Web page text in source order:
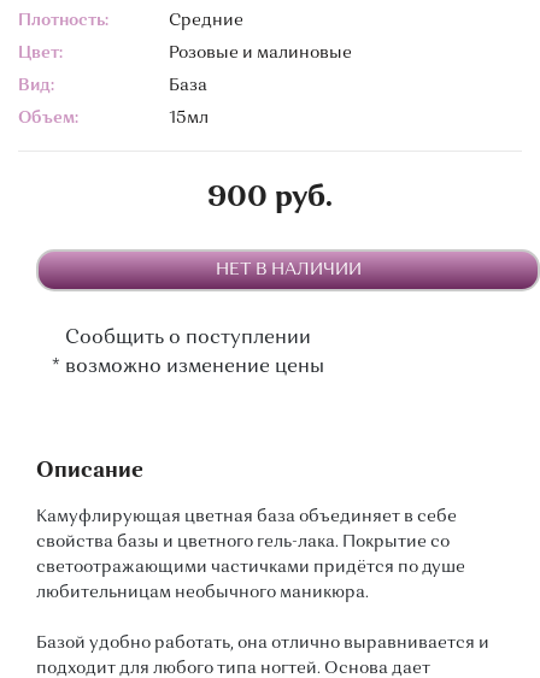
Плотность:
Средние
Цвет:
Розовые и малиновые
Вид:
База
Объем:
15мл
900 руб.
НЕТ В НАЛИЧИИ
Сообщить о поступлении
* возможно изменение цены
Описание
Камуфлирующая цветная база объединяет в себе
свойства базы и цветного гель-лака. Покрытие со
светоотражающими частичками придётся по душе
любительницам необычного маникюра.
Базой удобно работать, она отлично выравнивается и
подходит для любого типа ногтей. Основа дает